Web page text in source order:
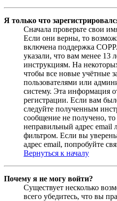
Я только что
Сначала проверьте свои
Если они верны, то
включена поддержка
указали, что вам менее 13
инструкциям. На
чтобы все новые учётные
пользователями или
систему. Эта информация
регистрации. Если вам
следуйте полученным
сообщение не получено,
неправильный адрес email
фильтром. Если вы
адрес email, попробуйте
Вернуться к началу
Почему я не могу войти?
Существует несколько
всего убедитесь, что вы